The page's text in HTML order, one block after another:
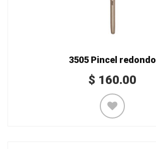
3505 Pincel redondo
$ 160.00